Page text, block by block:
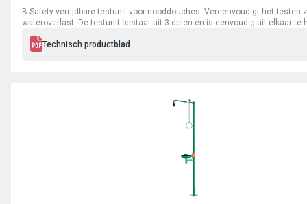
B-Safety verrijdbare testunit voor nooddouches. Vereenvoudigt het testen
wateroverlast. De testunit bestaat uit 3 delen en is eenvoudig uit elkaar te
opslag. Tankinhoud 30 liter, gewicht 7 kg, afmetingen (h x b x d) 2100 x
Technisch productblad